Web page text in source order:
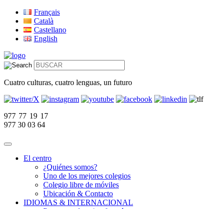
Français
Català
Castellano
English
Cuatro culturas, cuatro lenguas, un futuro
977 77 19 17
977 30 03 64
El centro
¿Quiénes somos?
Uno de los mejores colegios
Colegio libre de móviles
Ubicación & Contacto
IDIOMAS & INTERNACIONAL